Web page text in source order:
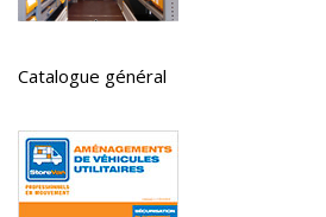
Catalogue général